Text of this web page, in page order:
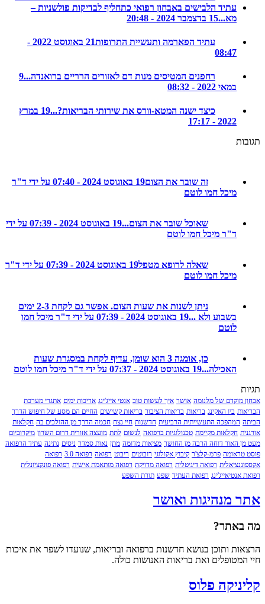
עתיד הלבישים באבחון רפואי כתחליף לבדיקות פולשניות –
15 בדצמבר 2024 - 20:48
עתיד הפארמה ותעשיית התרופות
21 באוגוסט 2022 -
רחפנים המטיסים מנות דם לאזורים הרריים ברואנדה...9
כיצד ישנה המטא-וורס את שירותי הבריאות?...
19 במרץ
זה שובר את הצום
19 באוגוסט 2024 - 07:40 על ידי ד"ר
מיכל חמו לוטם
שאוכל שובר את הצום...
19 באוגוסט 2024 - 07:39 על ידי
ד"ר מיכל חמו לוטם
שאלה לרופא מטפל
19 באוגוסט 2024 - 07:39 על ידי ד"ר
מיכל חמו לוטם
ניתן לשנות את שעות הצום. אפשר גם לקחת 2-3 ימים
בשבוע ולא ...
19 באוגוסט 2024 - 07:39 על ידי ד"ר מיכל חמו
כן, אומגה 3 הוא שומן, עדיף לקחת במסגרת שעות
האכילה...19 באוגוסט 2024 - 07:37 על ידי ד"ר מיכל חמו לוטם
של מלנומה אושר איך לעשות טוב אנטי אייג'ינג אריכות ימים אתגרי מערכת
ביו האקינג בריאות בריאות הציבור בריאות קשישים החיים הם מסע של חיפוש הדרך
המהפכה התעשייתית הרביעית חדשנות חיי נצח חכמה הדרך מן ההולכים בה חקלאות
חקלאות מקיימת טכנולוגיות ברפואה לנשום לתת מועצה אזורית דרום השרון מיקרוביום
האור דוחה הרבה מן החושך מציאות מדומה מתן נאות סמדר ניסים נתינה עתיד הרפואה
פרמ-קלצ'ר קיבוץ אקולוגי רובוטים ריבוט רפואה רפואה 3.0
רפואה
רפואה דיגיטלית רפואה מדויקת רפואה מותאמת אישית רפואה פונקציונלית
רפואת העתיד שפע תורת השפע
מנהיגות ואושר
ותוכן בנושא חדשנות ברפואה ובריאות, שנועדו לשפר את איכות
ואת בריאות האנושות כולה.
פלוס